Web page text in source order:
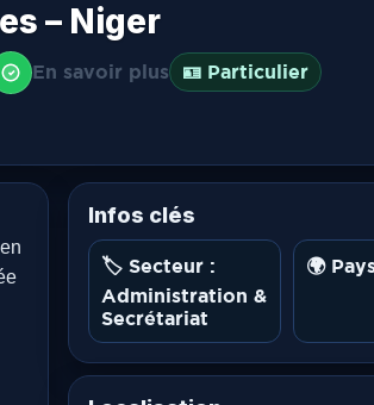
– Niger
En savoir plus 🪪 Particulier
Infos clés
🏷️ Secteur :
Administration &
Secrétariat
🌍